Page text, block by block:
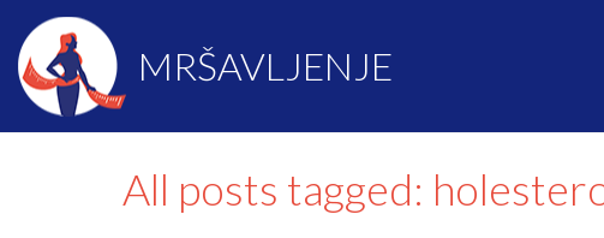
MRŠAVLJENJE
All posts tagged: